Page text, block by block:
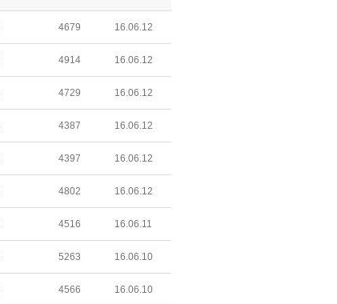
4679 16.06.12
4914 16.06.12
4729 16.06.12
4387 16.06.12
4397 16.06.12
4802 16.06.12
4516 16.06.11
5263 16.06.10
4566 16.06.10